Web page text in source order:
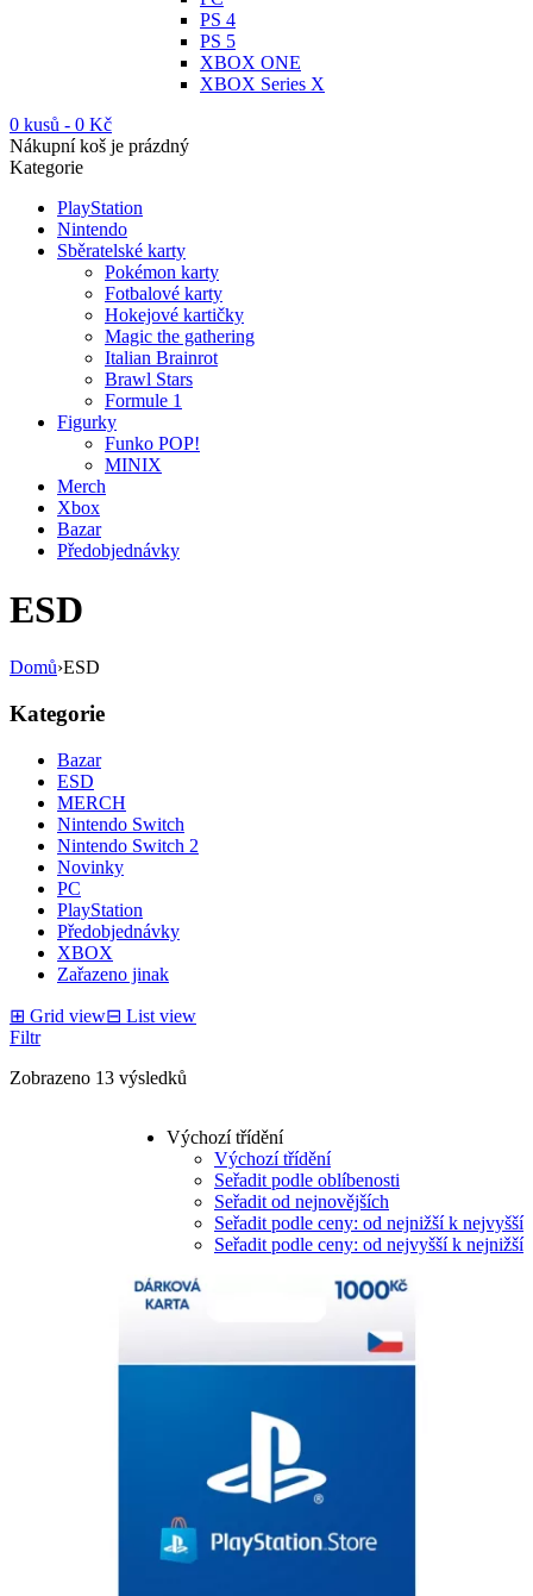
PS 4
PS 5
XBOX ONE
XBOX Series X
0 kusů - 0 Kč
Nákupní koš je prázdný
Kategorie
PlayStation
Nintendo
Sběratelské karty
Pokémon karty
Fotbalové karty
Hokejové kartičky
Magic the gathering
Italian Brainrot
Brawl Stars
Formule 1
Figurky
Funko POP!
MINIX
Merch
Xbox
Bazar
Předobjednávky
ESD
Domů›ESD
Kategorie
Bazar
ESD
MERCH
Nintendo Switch
Nintendo Switch 2
Novinky
PC
PlayStation
Předobjednávky
XBOX
Zařazeno jinak
⊞ Grid view⊟ List view
Filtr
Zobrazeno 13 výsledků
Výchozí třídění
Výchozí třídění
Seřadit podle oblíbenosti
Seřadit od nejnovějších
Seřadit podle ceny: od nejnižší k nejvyšší
Seřadit podle ceny: od nejvyšší k nejnižší